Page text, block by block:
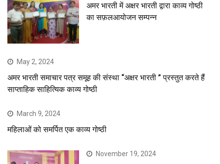
अमर भारती में अक्षर भारती द्वारा काव्य गोष्ठी
का सफ़लआयोजन सम्पन्न
May 2, 2024
अमर भारती समाचार पत्र समूह की संस्था “अक्षर भारती ” प्रस्तुत करते हैं
साप्ताहिक साहित्यिक काव्य गोष्ठी
March 9, 2024
महिलाओं को समर्पित एक काव्य गोष्ठी
November 19, 2024